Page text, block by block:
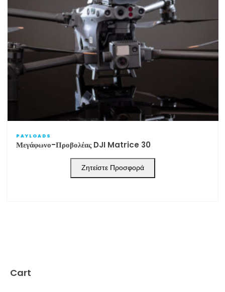
PAYLOADS
Μεγάφωνο-Προβολέας DJI Matrice 30
Ζητείστε Προσφορά
Cart